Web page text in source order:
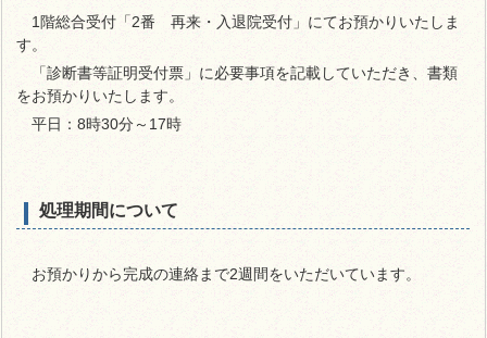
1階総合受付「2番 再来・入退院受付」にてお預かりいたしま
す。
「診断書等証明受付票」に必要事項を記載していただき、書類
をお預かりいたします。
平日：8時30分～17時
処理期間について
お預かりから完成の連絡まで2週間をいただいています。